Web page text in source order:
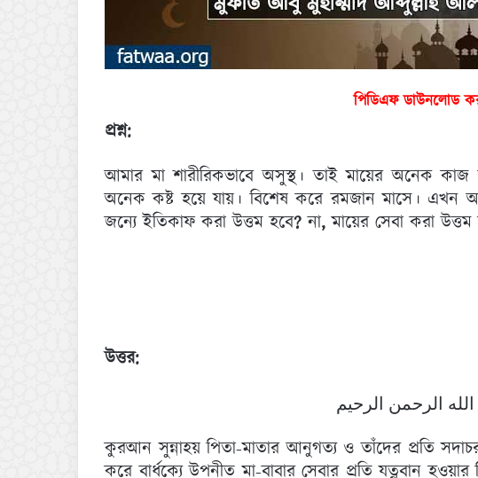
পিডিএফ ডাউনলোড
প্রশ্ন:
আমার মা শারীরিকভাবে অসুস্থ। তাই মায়ের অনেক
অনেক কষ্ট হয়ে যায়। বিশেষ করে রমজান মাসে। এখন
জন্যে ইতিকাফ করা উত্তম হবে?না,মায়ের সেবা করা
উত্তর:
الرحمن الرحيم
কুরআন সুন্নাহয় পিতা-মাতার আনুগত্য ও তাঁদের প্রতি
করে বার্ধক্যে উপনীত মা-বাবার সেবার প্রতি যত্নবান